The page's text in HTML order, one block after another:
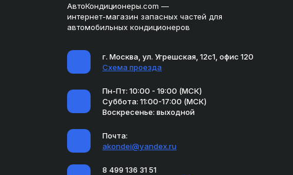
АвтоКондиционеры.com —
интернет-магазин запасных частей для
автомобильных кондиционеров
г. Москва, ул. Угрешская, 12с1, офис 120
Схема проезда
Пн-Пт: 10:00 - 19:00 (МСК)
Суббота: 11:00-17:00 (МСК)
Воскресенье: выходной
Почта:
akondei@yandex.ru
8 499 136 31 51